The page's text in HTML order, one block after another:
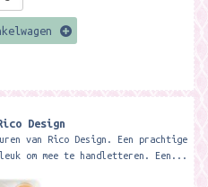
Design
van Rico Design. Een prachtige
om mee te handletteren. Een...